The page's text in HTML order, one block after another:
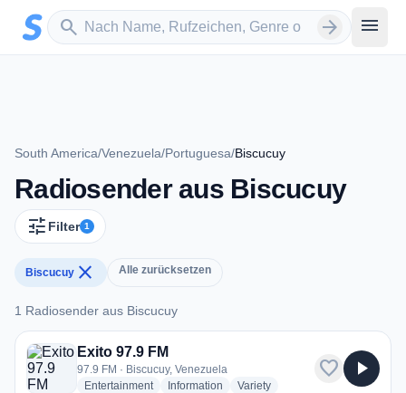
Zum Hauptinhalt springen
search
Sender suchen arrow_forward menu
South America/Venezuela/Portuguesa/Biscucuy
Radiosender aus Biscucuy
tune Filter 1
Biscucuy close Alle zurücksetzen
1 Radiosender aus Biscucuy
1 Radiosender aus Biscucuy
Exito 97.9 FM
97.9 FM · Biscucuy, Venezuela
Entertainmentradio stations
Information radio stations
Varietyradio stations
favorite play_arrow